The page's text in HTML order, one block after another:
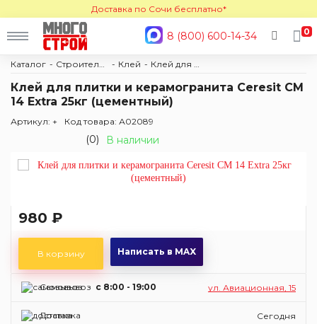
Доставка по Сочи бесплатно*
8 (800) 600-14-34 0
Каталог Клей
Клей для плитки и керамогранита Ceresit CM
14 Extra 25кг (цементный)
Артикул: + Код товара: А02089
(0) В наличии
980 ₽
В корзину Написать в MAX
Самовывоз c 8:00 - 19:00 ул. Авиационная, 15
Доставка Сегодня